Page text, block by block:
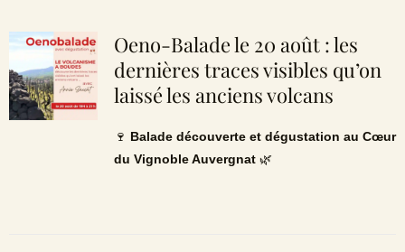
Oeno-Balade le 20 août : les
dernières traces visibles qu’on
laissé les anciens volcans
🍷 Balade découverte et dégustation au Cœur
du Vignoble Auvergnat🌿